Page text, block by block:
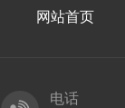
网站首页
电话